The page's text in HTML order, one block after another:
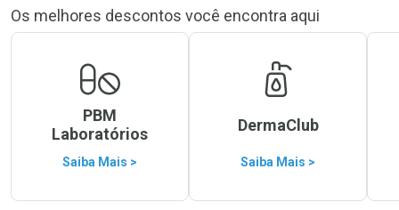
Os melhores descontos você encontra aqui
PBM
Laboratórios
Saiba Mais >
DermaClub
Saiba Mais >